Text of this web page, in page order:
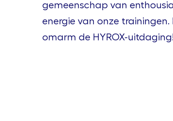
gemeenschap van
energie van onze trainingen.
omarm de HYROX-